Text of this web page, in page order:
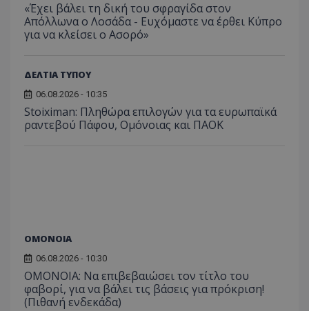
«Έχει βάλει τη δική του σφραγίδα στον
Απόλλωνα ο Λοσάδα - Ευχόμαστε να έρθει Κύπρο
για να κλείσει ο Ασορό»
ΔΕΛΤΙΑ ΤΥΠΟΥ
06.08.2026 - 10:35
Stoiximan: Πληθώρα επιλογών για τα ευρωπαϊκά
ραντεβού Πάφου, Ομόνοιας και ΠΑΟΚ
ΟΜΟΝΟΙΑ
06.08.2026 - 10:30
ΟΜΟΝΟΙΑ: Να επιβεβαιώσει τον τίτλο του
φαβορί, για να βάλει τις βάσεις για πρόκριση!
(Πιθανή ενδεκάδα)